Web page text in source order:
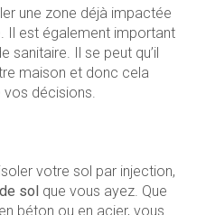
une zone déjà impactée
Il est également important
sanitaire. Il se peut qu’il
maison et donc cela
décisions.
votre sol par injection,
sol que vous ayez. Que
béton ou en acier, vous